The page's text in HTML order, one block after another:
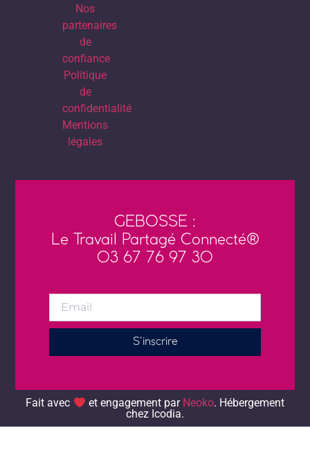
Nos
partenaires
de
confiance
Politique
de
confidentialité
Mentions
légales
GEBOSSE :
Le Travail Partagé Connecté®
03 67 76 97 30
S'inscrire
Fait avec et engagement par Neoko. Hébergement
chez Icodia.